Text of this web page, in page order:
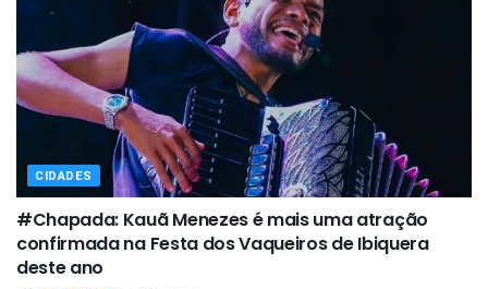
CIDADES
#Chapada: Kauã Menezes é mais uma atração
confirmada na Festa dos Vaqueiros de Ibiquera
deste ano